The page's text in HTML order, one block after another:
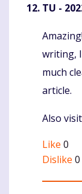
TU -
writing,
much
article.
Also
Like 0
Dislike 0